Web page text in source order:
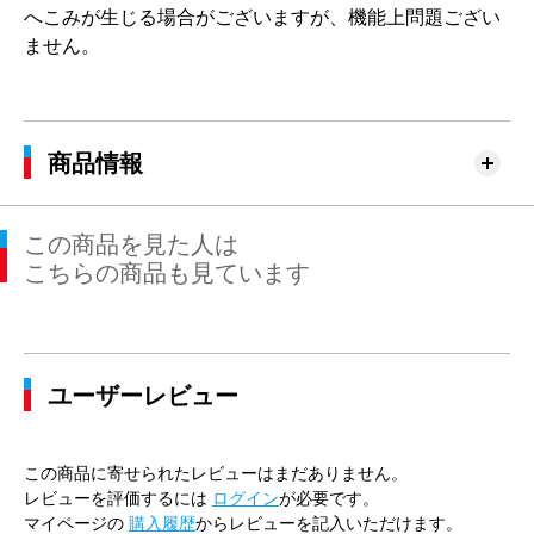
へこみが生じる場合がございますが、機能上問題ござい
ません。
商品情報
この商品を見た人は
こちらの商品も見ています
ユーザーレビュー
この商品に寄せられたレビューはまだありません。
レビューを評価するには ログインが必要です。
マイページの 購入履歴からレビューを記入いただけます。